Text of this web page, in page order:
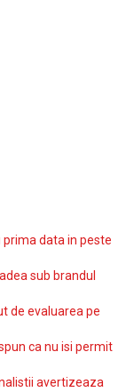
data in peste
sub brandul
de evaluarea pe
ca nu isi permit
avertizeaza